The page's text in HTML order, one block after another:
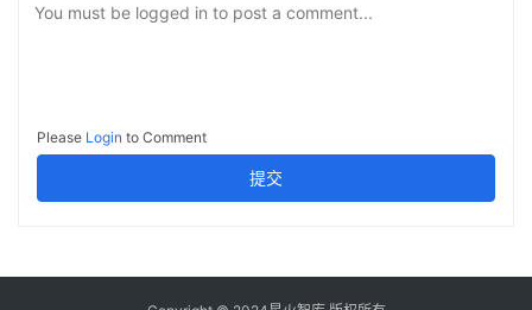
You must be logged in to post a comment...
Please Login to Comment
提交